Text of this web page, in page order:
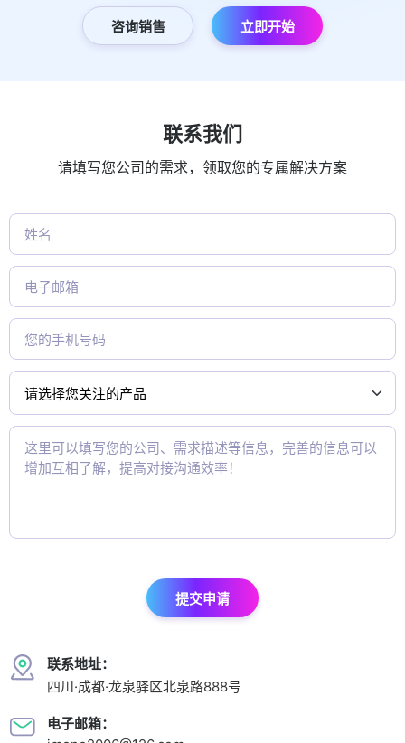
咨询销售 立即开始
联系我们
请填写您公司的需求，领取您的专属解决方案
联系地址：
四川·成都·龙泉驿区北泉路888号
电子邮箱：
提交申请